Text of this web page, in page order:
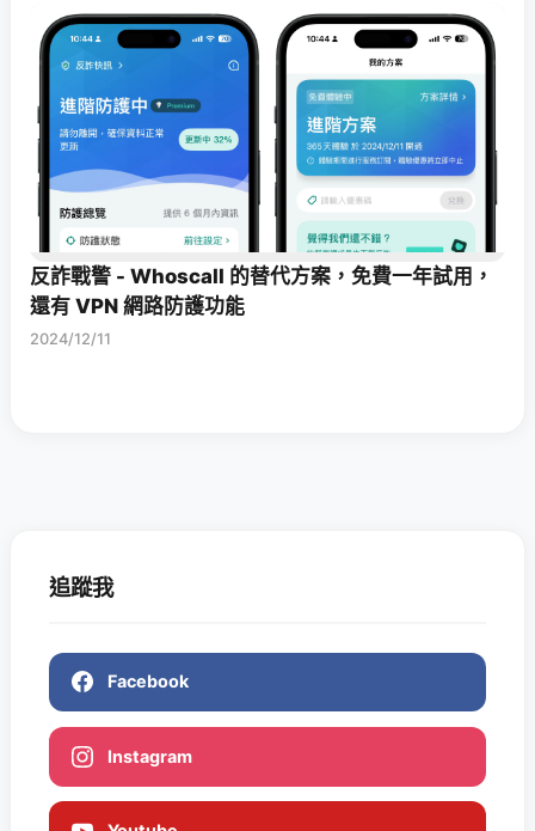
反詐戰警 - Whoscall 的替代方案，免費一年試用，
還有 VPN 網路防護功能
2024/12/11
追蹤我
Facebook
Instagram